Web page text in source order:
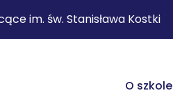
im. św. Stanisława Kostki
O szkole